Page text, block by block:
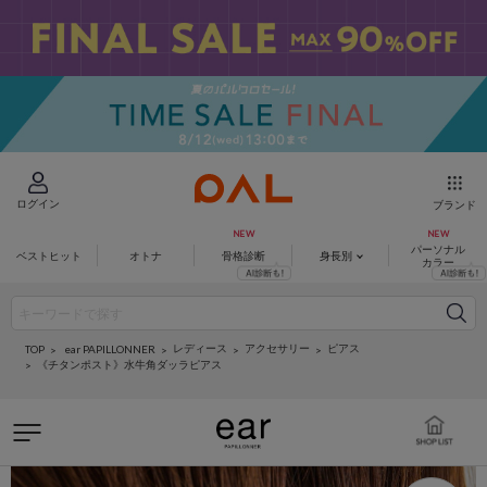
ログイン ブランド
ベストヒット オトナ 骨格診断 身長別
パーソナル
カラー
TOP ear PAPILLONNER レディース アクセサリー
ピアス
《チタンポスト》水牛角ダッラピアス